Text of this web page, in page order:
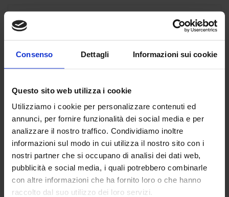
Consenso Dettagli Informazioni sui cookie
Questo sito web utilizza i cookie
Utilizziamo i cookie per personalizzare contenuti ed
annunci, per fornire funzionalità dei social media e per
analizzare il nostro traffico. Condividiamo inoltre
informazioni sul modo in cui utilizza il nostro sito con i
nostri partner che si occupano di analisi dei dati web,
pubblicità e social media, i quali potrebbero combinarle
con altre informazioni che ha fornito loro o che hanno
raccolto dal suo utilizzo dei loro servizi.
Carta a peso
Disponibile solo in negozio